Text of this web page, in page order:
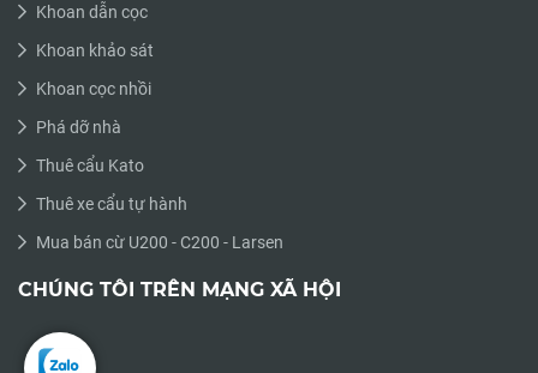
Khoan dẫn cọc
Khoan khảo sát
Khoan cọc nhồi
Phá dỡ nhà
Thuê cẩu Kato
Thuê xe cẩu tự hành
Mua bán cừ U200 - C200 - Larsen
CHÚNG TÔI TRÊN MẠNG XÃ HỘI